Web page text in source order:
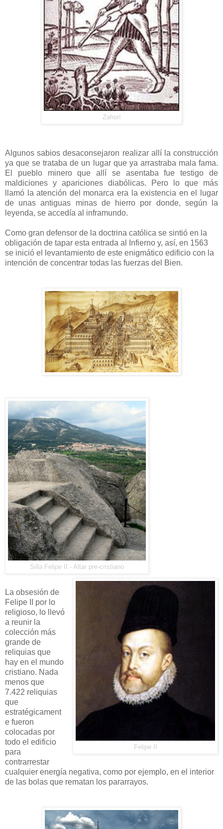
Zahorí
Algunos sabios desaconsejaron realizar allí la construcción
ya que se trataba de un lugar que ya arrastraba mala fama.
El pueblo minero que allí se asentaba fue testigo de
maldiciones y apariciones diabólicas. Pero lo que más
llamó la atención del monarca era la existencia en el lugar
de unas antiguas minas de hierro por donde, según la
leyenda, se accedía al inframundo.
Como gran defensor de la doctrina católica se sintió en la
obligación de tapar esta entrada al Infierno y, así, en 1563
se inició el levantamiento de este enigmático edificio con la
intención de concentrar todas las fuerzas del Bien.
Silla Felipe II - Altar pre-cristiano
Felipe II
La obsesión de
Felipe II por lo
religioso, lo llevó
a reunir la
colección más
grande de
reliquias que
hay en el mundo
cristiano. Nada
menos que
7.422 reliquias
que
estratégicament
e fueron
colocadas por
todo el edificio
para
contrarrestar
cualquier energía negativa, como por ejemplo, en el interior
de las bolas que rematan los pararrayos.